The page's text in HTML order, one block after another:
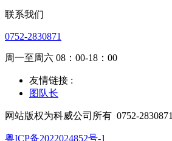
联系我们
0752-2830871
周一至周六 08：00-18：00
友情链接 :
图队长
网站版权为科威公司所有 0752-2830871
粤ICP备2022024852号-1